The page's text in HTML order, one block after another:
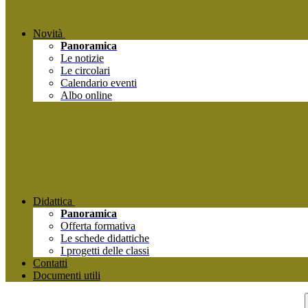
Novità
Panoramica
Le notizie
Le circolari
Calendario eventi
Albo online
Didattica
Panoramica
Offerta formativa
Le schede didattiche
I progetti delle classi
Contatti
Documenti utili